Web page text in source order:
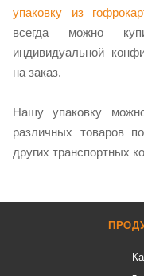
упаковку из
всегда можно
индивидуальной
на заказ.
Нашу упаковку
различных товаров
других транспортных